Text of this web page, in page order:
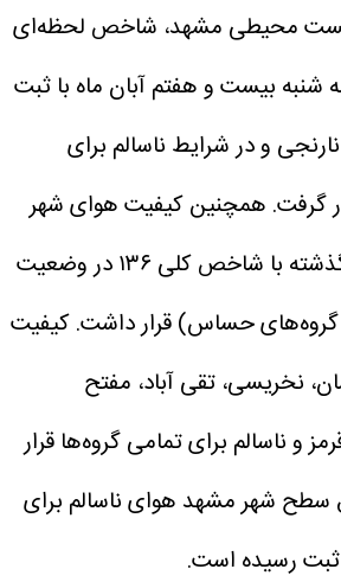
محیطی مشهد، شاخص لحظه‌ای
بیست و هفتم آبان ماه با ثبت
نارنجی و در شرایط ناسالم برای
گرفت. همچنین کیفیت هوای شهر
مشهد در ۲۴ ساعت گذشته با شاخص کلی ۱۳۶ در وضعیت
گروه‌های حساس) قرار داشت.کیفیت
نخریسی، تقی آباد، مفتح
و ناسالم برای تمامی گروه‌ها قرار
سطح شهر مشهد هوای ناسالم برای
رسیده است.